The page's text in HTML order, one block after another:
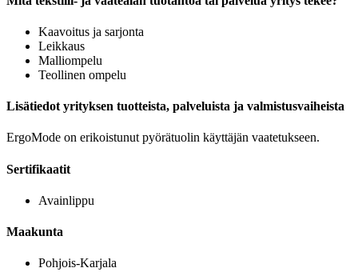
Kaavoitus ja sarjonta
Leikkaus
Malliompelu
Teollinen ompelu
Lisätiedot yrityksen tuotteista, palveluista ja valmistusvaiheista
ErgoMode on erikoistunut pyörätuolin käyttäjän vaatetukseen.
Sertifikaatit
Avainlippu
Maakunta
Pohjois-Karjala